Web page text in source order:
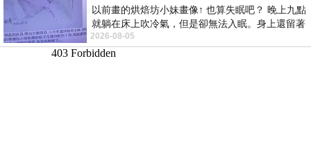
以前畫的烘焙坊小妹畫像↑ 也算失眠吧？ 晚上九點
就躺在床上吹冷氣，但是卻無法入眠。身上還留著
四點多跑的六公里的疲
2026-08-05